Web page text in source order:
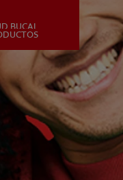
MISIÓN
DE SALUD BUCAL
DE PRODUCTOS
PARA PROFESIONALES
BUCAL